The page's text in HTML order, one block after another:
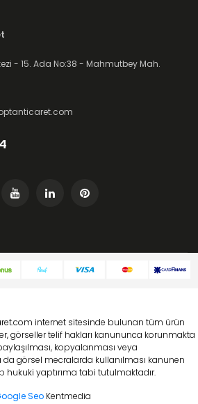
- 15. Ada No:38 - Mahmutbey Mah.
internet sitesinde bulunan tüm ürün
görseller telif hakları kanununca korunmakta
kopyalanması veya
da görsel mecralarda kullanılması kanunen
hukuki yaptırıma tabi tutulmaktadır.
Seo Kentmedia